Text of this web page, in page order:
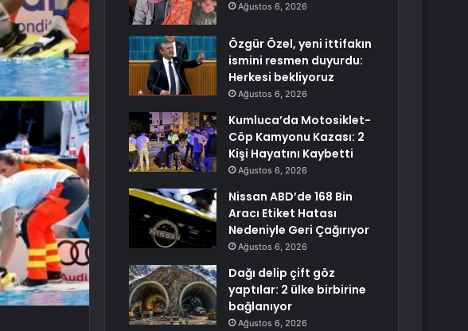
Ağustos 6, 2026
Özgür Özel, yeni ittifakın
ismini resmen duyurdu:
Herkesi bekliyoruz
Ağustos 6, 2026
Kumluca’da Motosiklet-
Cöp Kamyonu Kazası: 2
Kişi Hayatını Kaybetti
Ağustos 6, 2026
Nissan ABD’de 168 Bin
Aracı Etiket Hatası
Nedeniyle Geri Çağırıyor
Ağustos 6, 2026
Dağı delip çift göz
yaptılar: 2 ülke birbirine
bağlanıyor
Ağustos 6, 2026